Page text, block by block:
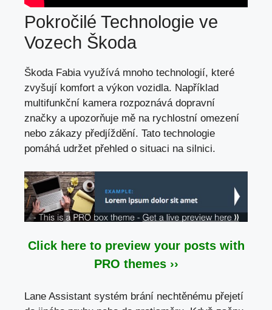
Pokročilé Technologie ve
Vozech Škoda
Škoda Fabia využívá mnoho technologií, které
zvyšují komfort a výkon vozidla. Například
multifunkční kamera rozpoznává dopravní
značky a upozorňuje mě na rychlostní omezení
nebo zákazy předjíždění. Tato technologie
pomáhá udržet přehled o situaci na silnici.
Click here to preview your posts with
PRO themes ››
Lane Assistant systém brání nechtěnému přejetí